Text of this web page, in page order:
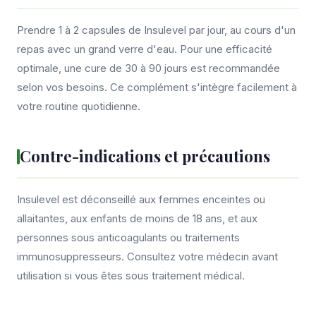
Prendre 1 à 2 capsules de Insulevel par jour, au cours d'un
repas avec un grand verre d'eau. Pour une efficacité
optimale, une cure de 30 à 90 jours est recommandée
selon vos besoins. Ce complément s'intègre facilement à
votre routine quotidienne.
Contre-indications et précautions
Insulevel est déconseillé aux femmes enceintes ou
allaitantes, aux enfants de moins de 18 ans, et aux
personnes sous anticoagulants ou traitements
immunosuppresseurs. Consultez votre médecin avant
utilisation si vous êtes sous traitement médical.